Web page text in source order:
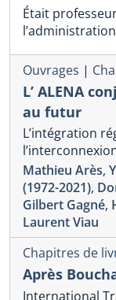
Était
l’administration
Ouvrages |
L’ ALENA
au futur
L’intégration
Mathieu Arès,
(1972-2021),
Gilbert Gagné,
Laurent Viau
Chapitres de
Après
International